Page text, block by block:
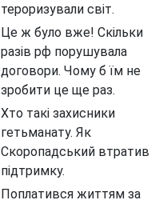
тероризували світ.
Це ж було вже! Скільки
разів рф порушувала
договори. Чому б їм не
зробити це ще раз.
Хто такі захисники
гетьманату. Як
Скоропадський втратив
підтримку.
Поплатився життям за